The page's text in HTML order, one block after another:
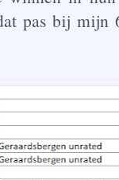
pas bij mijn